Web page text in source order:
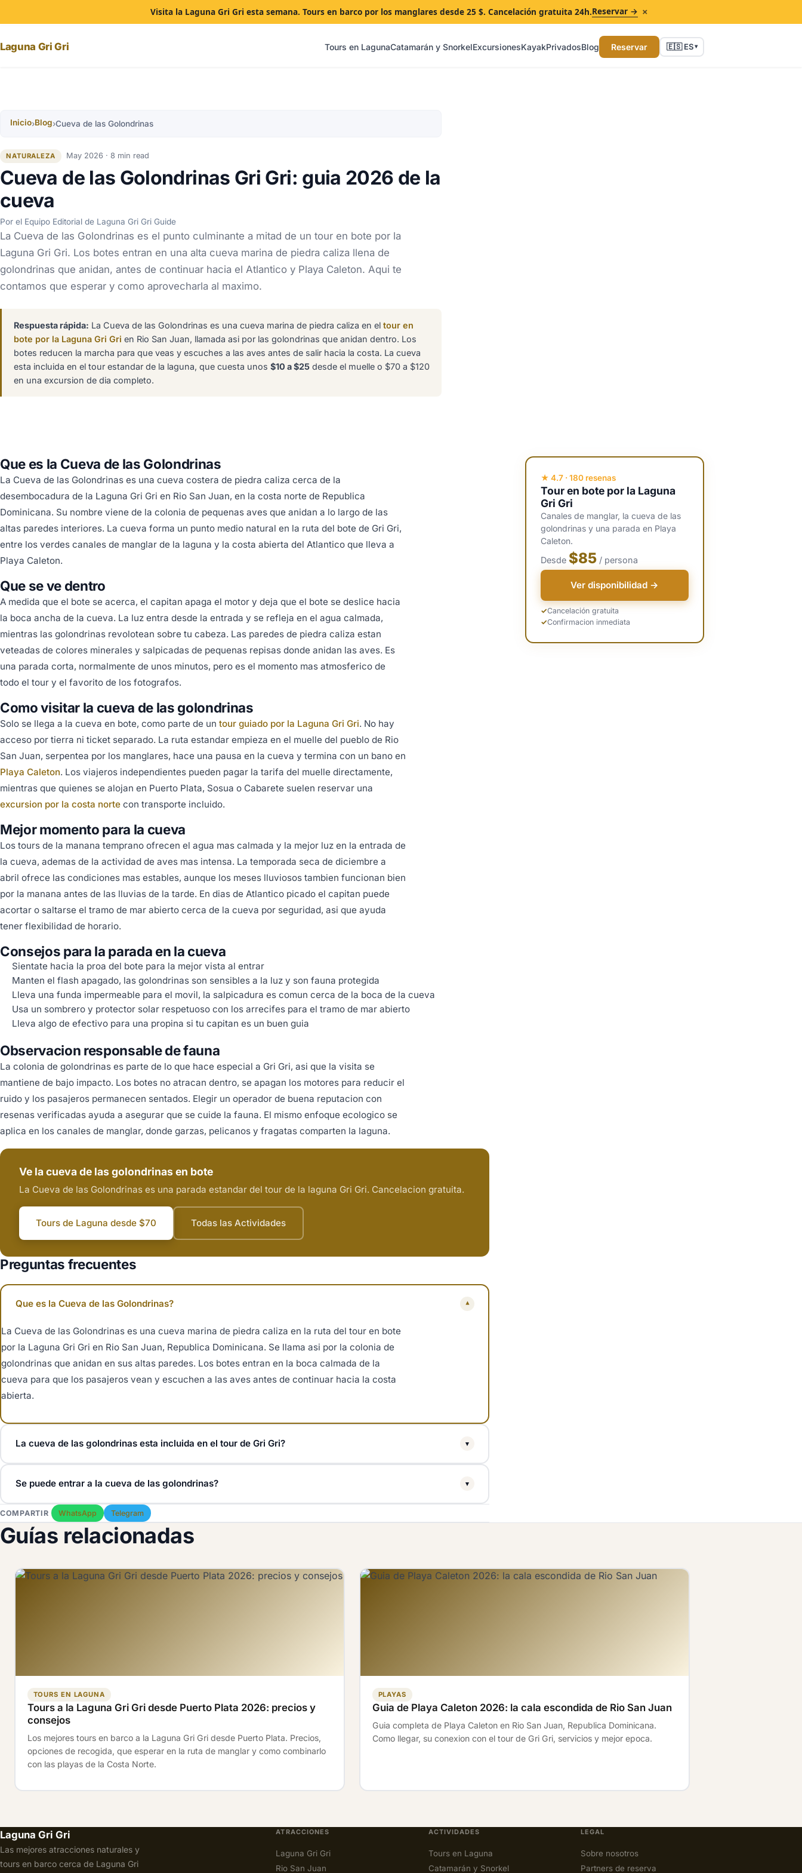
Visita la Laguna Gri Gri esta semana. Tours en barco por los manglares desde 25 $. Cancelación gratuita 24h.Reservar → ×
Laguna Gri Gri Tours en LagunaCatamarán y SnorkelExcursionesKayakPrivadosBlog Reservar 🇪🇸 ES▾
Inicio›Blog›Cueva de las Golondrinas
NATURALEZA May 2026 · 8 min read
Cueva de las Golondrinas Gri Gri: guia 2026 de la
cueva
Por el Equipo Editorial de Laguna Gri Gri Guide
La Cueva de las Golondrinas es el punto culminante a mitad de un tour en bote por la
Laguna Gri Gri. Los botes entran en una alta cueva marina de piedra caliza llena de
golondrinas que anidan, antes de continuar hacia el Atlantico y Playa Caleton. Aqui te
contamos que esperar y como aprovecharla al maximo.
Respuesta rápida: La Cueva de las Golondrinas es una cueva marina de piedra caliza en el tour en
bote por la Laguna Gri Gri en Rio San Juan, llamada asi por las golondrinas que anidan dentro. Los
botes reducen la marcha para que veas y escuches a las aves antes de salir hacia la costa. La cueva
esta incluida en el tour estandar de la laguna, que cuesta unos $10 a $25 desde el muelle o $70 a $120
en una excursion de dia completo.
Que es la Cueva de las Golondrinas
La Cueva de las Golondrinas es una cueva costera de piedra caliza cerca de la
desembocadura de la Laguna Gri Gri en Rio San Juan, en la costa norte de Republica
Dominicana. Su nombre viene de la colonia de pequenas aves que anidan a lo largo de las
altas paredes interiores. La cueva forma un punto medio natural en la ruta del bote de Gri Gri,
entre los verdes canales de manglar de la laguna y la costa abierta del Atlantico que lleva a
Playa Caleton.
Que se ve dentro
A medida que el bote se acerca, el capitan apaga el motor y deja que el bote se deslice hacia
la boca ancha de la cueva. La luz entra desde la entrada y se refleja en el agua calmada,
mientras las golondrinas revolotean sobre tu cabeza. Las paredes de piedra caliza estan
veteadas de colores minerales y salpicadas de pequenas repisas donde anidan las aves. Es
una parada corta, normalmente de unos minutos, pero es el momento mas atmosferico de
todo el tour y el favorito de los fotografos.
Como visitar la cueva de las golondrinas
Solo se llega a la cueva en bote, como parte de un tour guiado por la Laguna Gri Gri. No hay
acceso por tierra ni ticket separado. La ruta estandar empieza en el muelle del pueblo de Rio
San Juan, serpentea por los manglares, hace una pausa en la cueva y termina con un bano en
Playa Caleton. Los viajeros independientes pueden pagar la tarifa del muelle directamente,
mientras que quienes se alojan en Puerto Plata, Sosua o Cabarete suelen reservar una
excursion por la costa norte con transporte incluido.
Mejor momento para la cueva
Los tours de la manana temprano ofrecen el agua mas calmada y la mejor luz en la entrada de
la cueva, ademas de la actividad de aves mas intensa. La temporada seca de diciembre a
abril ofrece las condiciones mas estables, aunque los meses lluviosos tambien funcionan bien
por la manana antes de las lluvias de la tarde. En dias de Atlantico picado el capitan puede
acortar o saltarse el tramo de mar abierto cerca de la cueva por seguridad, asi que ayuda
tener flexibilidad de horario.
Consejos para la parada en la cueva
Sientate hacia la proa del bote para la mejor vista al entrar
Manten el flash apagado, las golondrinas son sensibles a la luz y son fauna protegida
Lleva una funda impermeable para el movil, la salpicadura es comun cerca de la boca de la cueva
Usa un sombrero y protector solar respetuoso con los arrecifes para el tramo de mar abierto
Lleva algo de efectivo para una propina si tu capitan es un buen guia
Observacion responsable de fauna
La colonia de golondrinas es parte de lo que hace especial a Gri Gri, asi que la visita se
mantiene de bajo impacto. Los botes no atracan dentro, se apagan los motores para reducir el
ruido y los pasajeros permanecen sentados. Elegir un operador de buena reputacion con
resenas verificadas ayuda a asegurar que se cuide la fauna. El mismo enfoque ecologico se
aplica en los canales de manglar, donde garzas, pelicanos y fragatas comparten la laguna.
Ve la cueva de las golondrinas en bote
La Cueva de las Golondrinas es una parada estandar del tour de la laguna Gri Gri. Cancelacion gratuita.
Tours de Laguna desde $70 Todas las Actividades
Preguntas frecuentes
Que es la Cueva de las Golondrinas? ▾
La Cueva de las Golondrinas es una cueva marina de piedra caliza en la ruta del tour en bote
por la Laguna Gri Gri en Rio San Juan, Republica Dominicana. Se llama asi por la colonia de
golondrinas que anidan en sus altas paredes. Los botes entran en la boca calmada de la
cueva para que los pasajeros vean y escuchen a las aves antes de continuar hacia la costa
abierta.
La cueva de las golondrinas esta incluida en el tour de Gri Gri? ▾
Si. La Cueva de las Golondrinas es una parada estandar en casi todos los tours en bote por la
Laguna Gri Gri. El capitan reduce la marcha del bote en la cueva en el trayecto entre los
canales de manglar y Playa Caleton. No se necesita un ticket extra mas alla de la tarifa del
bote de la laguna, que es de unos 10 a 25 dolares desde el muelle.
Se puede entrar a la cueva de las golondrinas? ▾
Los botes entran en la boca ancha y calmada de la cueva pero no atracan ni dejan que los
pasajeros caminen dentro, ya que la colonia de golondrinas esta protegida y el interior es
estrecho. Permaneces en el bote mientras el capitan senala las aves y las formaciones de
COMPARTIR WhatsApp Telegram
★ 4.7 · 180 resenas
Tour en bote por la Laguna
Gri Gri
Canales de manglar, la cueva de las
golondrinas y una parada en Playa
Caleton.
Desde $85 / persona
Ver disponibilidad →
Cancelación gratuita
Confirmacion inmediata
Guías relacionadas
TOURS EN LAGUNA
Tours a la Laguna Gri Gri desde Puerto Plata 2026: precios y
consejos
Los mejores tours en barco a la Laguna Gri Gri desde Puerto Plata. Precios,
opciones de recogida, que esperar en la ruta de manglar y como combinarlo
con las playas de la Costa Norte.
PLAYAS
Guia de Playa Caleton 2026: la cala escondida de Rio San Juan
Guia completa de Playa Caleton en Rio San Juan, Republica Dominicana.
Como llegar, su conexion con el tour de Gri Gri, servicios y mejor epoca.
Laguna Gri Gri
Las mejores atracciones naturales y
tours en barco cerca de Laguna Gri
ATRACCIONES
Laguna Gri Gri
Rio San Juan
ACTIVIDADES
Tours en Laguna
Catamarán y Snorkel
LEGAL
Sobre nosotros
Partners de reserva